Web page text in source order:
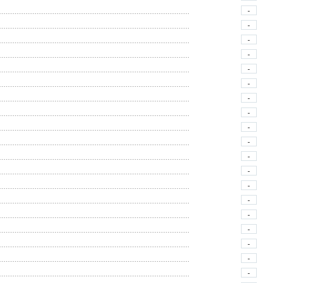
-
-
-
-
-
-
-
-
-
-
-
-
-
-
-
-
-
-
-